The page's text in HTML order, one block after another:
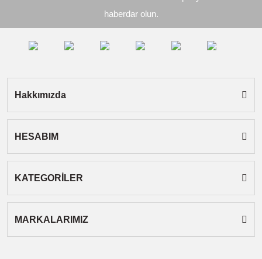
Ürün bilgilerinde hatalar bulunuyor.
Ürün fiyatı diğer sitelerden daha pahalı.
Gönder
haberdar olun.
Hakkımızda
HESABIM
KATEGORİLER
MARKALARIMIZ